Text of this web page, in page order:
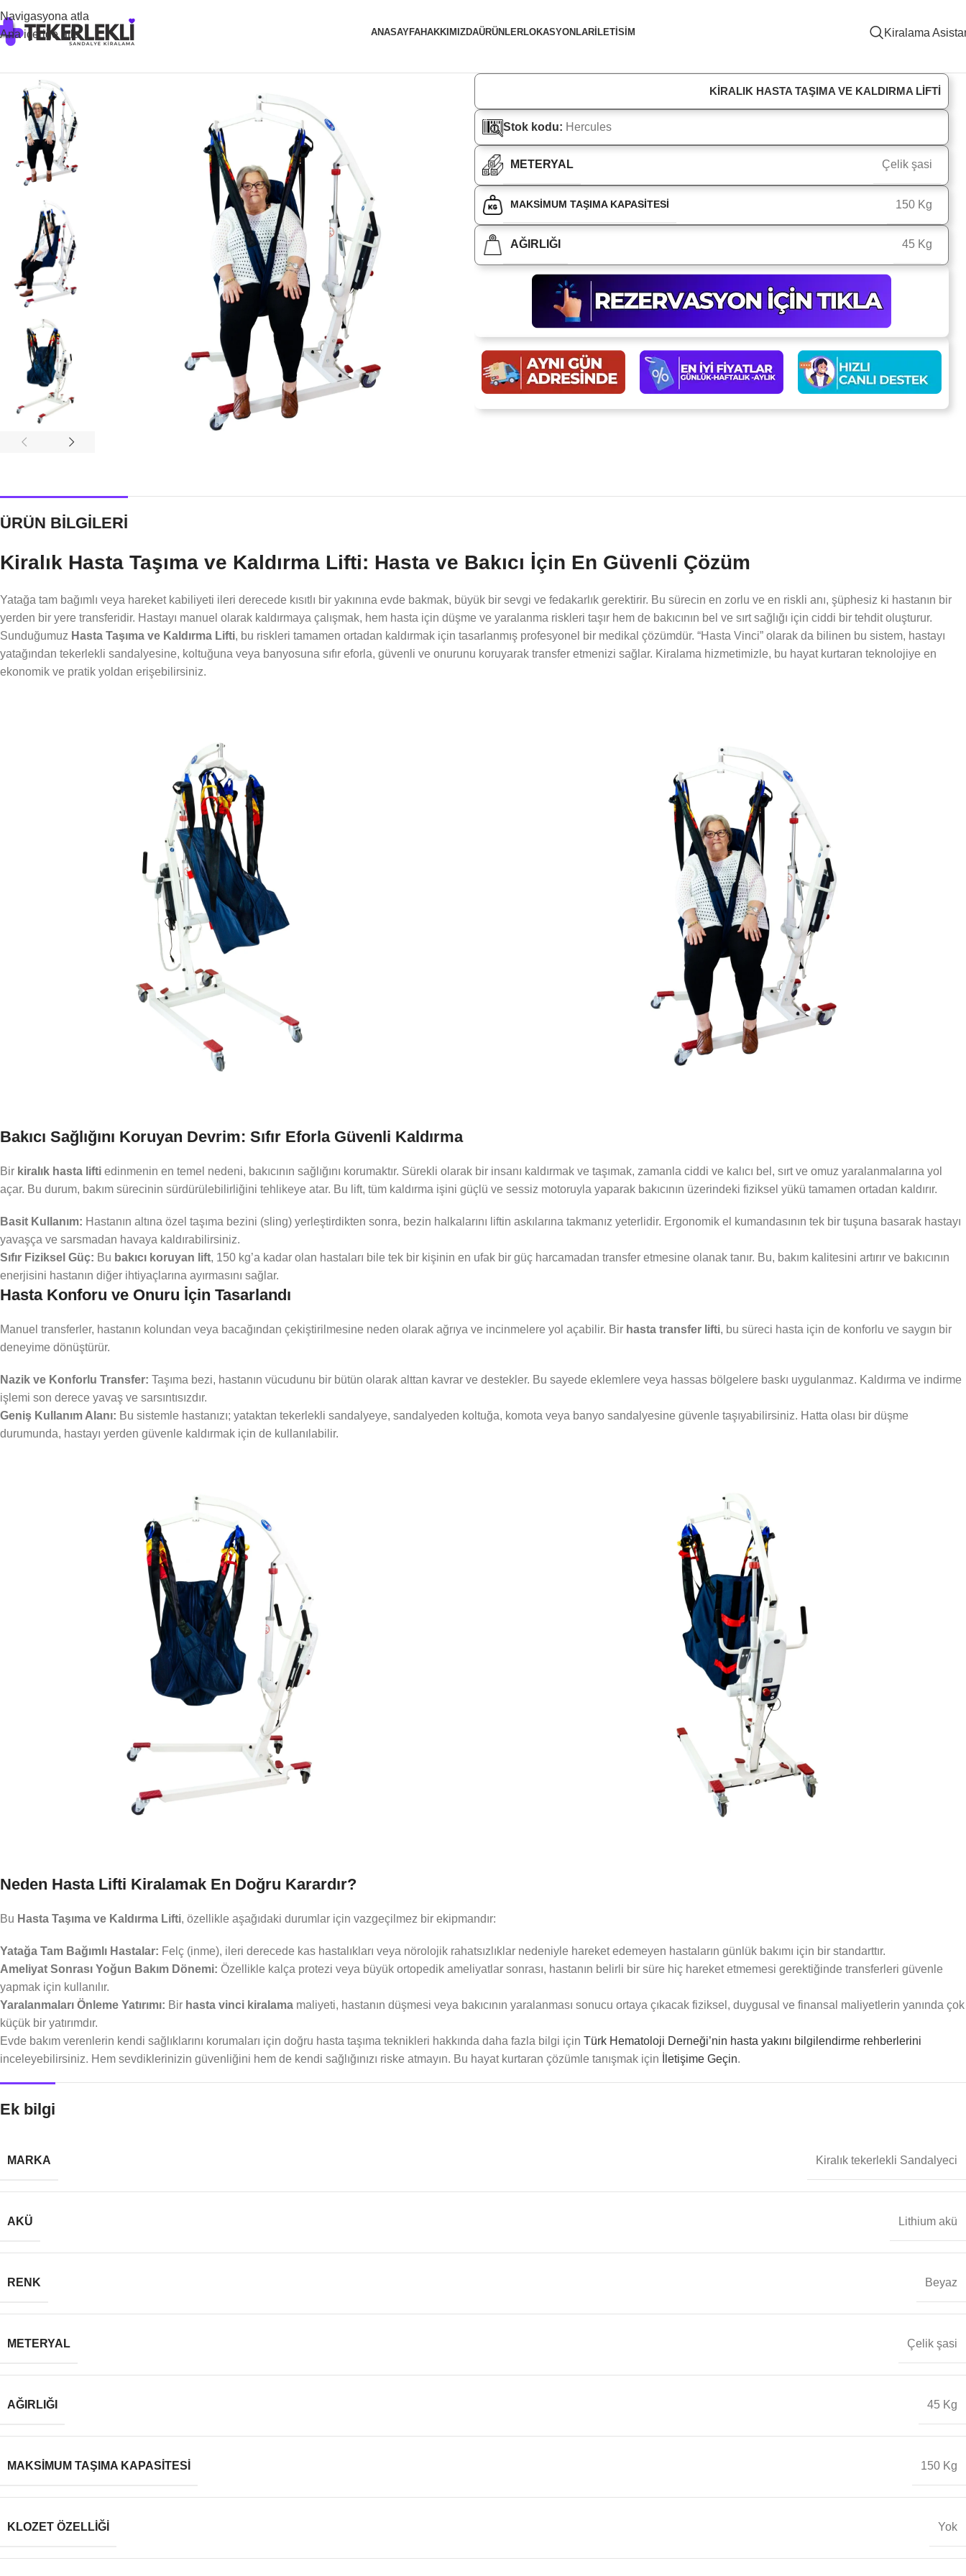
Navigasyona atla
Ana içeriğe atla
ANASAYFAHAKKIMIZDAÜRÜNLERLOKASYONLAR ILETISIM
Kiralama
KIRALIK HASTA TAŞIMA VE KALDIRMA LIFTI
Stok kodu: Hercules
METERYAL Çelik şasi
MAKSIMUM TAŞIMA KAPASITESI 150 Kg
AĞIRLIĞI 45 Kg
ÜRÜN BİLGİLERİ
Kiralık Hasta Taşıma ve Kaldırma Lifti: Hasta ve Bakıcı İçin En Güvenli Çözüm
Yatağa tam bağımlı veya hareket kabiliyeti ileri derecede kısıtlı bir yakınına evde bakmak, büyük bir sevgi ve fedakarlık gerektirir. Bu sürecin en zorlu ve en riskli anı, şüphesiz ki hastanın bir
yerden bir yere transferidir. Hastayı manuel olarak kaldırmaya çalışmak, hem hasta için düşme ve yaralanma riskleri taşır hem de bakıcının bel ve sırt sağlığı için ciddi bir tehdit oluşturur.
Sunduğumuz Hasta Taşıma ve Kaldırma Lifti, bu riskleri tamamen ortadan kaldırmak için tasarlanmış profesyonel bir medikal çözümdür. “Hasta Vinci” olarak da bilinen bu sistem, hastayı
yatağından tekerlekli sandalyesine, koltuğuna veya banyosuna sıfır eforla, güvenli ve onurunu koruyarak transfer etmenizi sağlar. Kiralama hizmetimizle, bu hayat kurtaran teknolojiye en
ekonomik ve pratik yoldan erişebilirsiniz.
Bakıcı Sağlığını Koruyan Devrim: Sıfır Eforla Güvenli Kaldırma
Bir kiralık hasta lifti edinmenin en temel nedeni, bakıcının sağlığını korumaktır. Sürekli olarak bir insanı kaldırmak ve taşımak, zamanla ciddi ve kalıcı bel, sırt ve omuz yaralanmalarına yol
açar. Bu durum, bakım sürecinin sürdürülebilirliğini tehlikeye atar. Bu lift, tüm kaldırma işini güçlü ve sessiz motoruyla yaparak bakıcının üzerindeki fiziksel yükü tamamen ortadan kaldırır.
Basit Kullanım: Hastanın altına özel taşıma bezini (sling) yerleştirdikten sonra, bezin halkalarını liftin askılarına takmanız yeterlidir. Ergonomik el kumandasının tek bir tuşuna basarak hastayı
yavaşça ve sarsmadan havaya kaldırabilirsiniz.
Sıfır Fiziksel Güç: Bu bakıcı koruyan lift, 150 kg’a kadar olan hastaları bile tek bir kişinin en ufak bir güç harcamadan transfer etmesine olanak tanır. Bu, bakım kalitesini artırır ve bakıcının
enerjisini hastanın diğer ihtiyaçlarına ayırmasını sağlar.
Hasta Konforu ve Onuru İçin Tasarlandı
Manuel transferler, hastanın kolundan veya bacağından çekiştirilmesine neden olarak ağrıya ve incinmelere yol açabilir. Bir hasta transfer lifti, bu süreci hasta için de konforlu ve saygın bir
deneyime dönüştürür.
Nazik ve Konforlu Transfer: Taşıma bezi, hastanın vücudunu bir bütün olarak alttan kavrar ve destekler. Bu sayede eklemlere veya hassas bölgelere baskı uygulanmaz. Kaldırma ve indirme
işlemi son derece yavaş ve sarsıntısızdır.
Geniş Kullanım Alanı: Bu sistemle hastanızı; yataktan tekerlekli sandalyeye, sandalyeden koltuğa, komota veya banyo sandalyesine güvenle taşıyabilirsiniz. Hatta olası bir düşme
durumunda, hastayı yerden güvenle kaldırmak için de kullanılabilir.
Neden Hasta Lifti Kiralamak En Doğru Karardır?
Bu Hasta Taşıma ve Kaldırma Lifti, özellikle aşağıdaki durumlar için vazgeçilmez bir ekipmandır:
Yatağa Tam Bağımlı Hastalar: Felç (inme), ileri derecede kas hastalıkları veya nörolojik rahatsızlıklar nedeniyle hareket edemeyen hastaların günlük bakımı için bir standarttır.
Ameliyat Sonrası Yoğun Bakım Dönemi: Özellikle kalça protezi veya büyük ortopedik ameliyatlar sonrası, hastanın belirli bir süre hiç hareket etmemesi gerektiğinde transferleri güvenle
yapmak için kullanılır.
Yaralanmaları Önleme Yatırımı: Bir hasta vinci kiralama maliyeti, hastanın düşmesi veya bakıcının yaralanması sonucu ortaya çıkacak fiziksel, duygusal ve finansal maliyetlerin yanında çok
küçük bir yatırımdır.
Evde bakım verenlerin kendi sağlıklarını korumaları için doğru hasta taşıma teknikleri hakkında daha fazla bilgi için Türk Hematoloji Derneği’nin hasta yakını bilgilendirme rehberlerini
inceleyebilirsiniz. Hem sevdiklerinizin güvenliğini hem de kendi sağlığınızı riske atmayın. Bu hayat kurtaran çözümle tanışmak için
İletişime Geçin.
Ek bilgi
MARKA Kiralık tekerlekli Sandalyeci
AKÜ Lithium akü
RENK Beyaz
METERYAL Çelik şasi
AĞIRLIĞI 45 Kg
MAKSIMUM TAŞIMA KAPASITESI 150 Kg
KLOZET ÖZELLIĞI Yok